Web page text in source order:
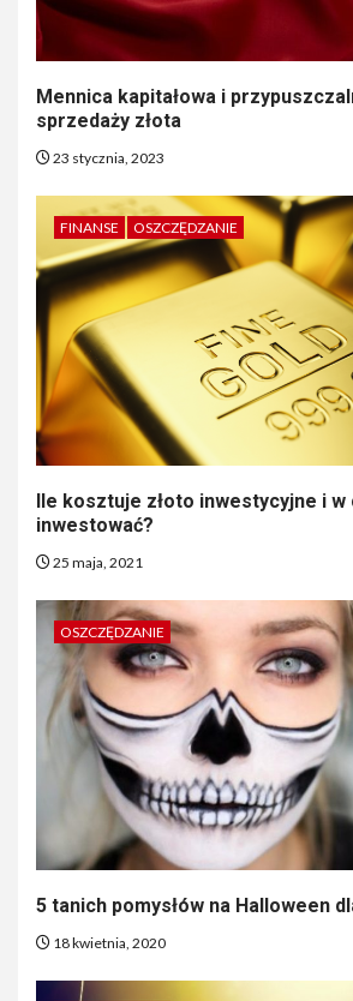
Mennica kapitałowa i
sprzedaży złota
23 stycznia, 2023
FINANSE OSZCZĘDZANIE
Ile kosztuje złoto inwestycyjne i w
inwestować?
25 maja, 2021
OSZCZĘDZANIE
5 tanich pomysłów na Halloween
18 kwietnia, 2020